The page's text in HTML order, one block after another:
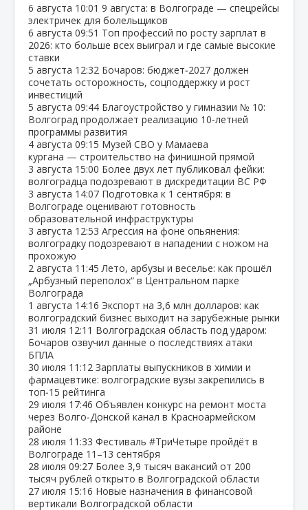
6 августа 10:01 9 августа: в Волгограде — спецрейсы
электричек для болельщиков
6 августа 09:51 Топ профессий по росту зарплат в
2026: кто больше всех выиграл и где самые высокие
ставки
5 августа 12:32 Бочаров: бюджет‑2027 должен
сочетать осторожность, соцподдержку и рост
инвестиций
5 августа 09:44 Благоустройство у гимназии № 10:
Волгоград продолжает реализацию 10‑летней
программы развития
4 августа 09:15 Музей СВО у Мамаева
кургана — строительство на финишной прямой
3 августа 15:00 Более двух лет публиковал фейки:
волгоградца подозревают в дискредитации ВС РФ
3 августа 14:07 Подготовка к 1 сентября: в
Волгограде оценивают готовность
образовательной инфраструктуры
3 августа 12:53 Агрессия на фоне опьянения:
волгоградку подозревают в нападении с ножом на
прохожую
2 августа 11:45 Лето, арбузы и веселье: как прошёл
„Арбузный переполох“ в Центральном парке
Волгограда
1 августа 14:16 Экспорт на 3,6 млн долларов: как
волгоградский бизнес выходит на зарубежные рынки
31 июля 12:11 Волгоградская область под ударом:
Бочаров озвучил данные о последствиях атаки
БПЛА
30 июля 11:12 Зарплаты выпускников в химии и
фармацевтике: волгоградские вузы закрепились в
топ‑15 рейтинга
29 июля 17:46 Объявлен конкурс на ремонт моста
через Волго‑Донской канал в Красноармейском
районе
28 июля 11:33 Фестиваль #ТриЧетыре пройдёт в
Волгограде 11–13 сентября
28 июля 09:27 Более 3,9 тысяч вакансий от 200
тысяч рублей открыто в Волгоградской области
27 июля 15:16 Новые назначения в финансовой
вертикали Волгоградской области